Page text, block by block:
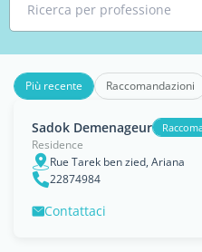
Ricerca per professione
Più recente Raccomandazioni
Sadok Demenageur
Residence
Rue Tarek ben zied, Ariana
22874984
Contattaci